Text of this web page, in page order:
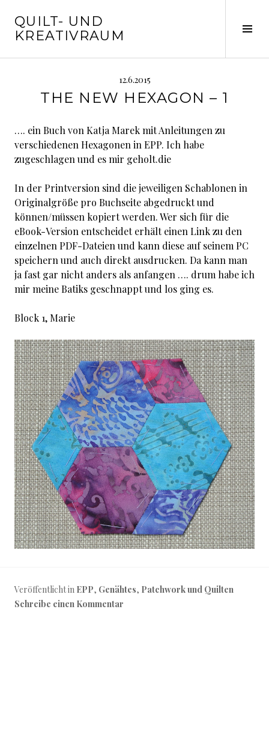
zum
Inhalt
QUILT- UND
KREATIVRAUM
12.6.2015
THE NEW HEXAGON – 1
…. ein Buch von Katja Marek mit Anleitungen zu
verschiedenen Hexagonen in EPP. Ich habe
zugeschlagen und es mir geholt.die
In der Printversion sind die jeweiligen Schablonen in
Originalgröße pro Buchseite abgedruckt und
können/müssen kopiert werden. Wer sich für die
eBook-Version entscheidet erhält einen Link zu den
einzelnen PDF-Dateien und kann diese auf seinem PC
speichern und auch direkt ausdrucken. Da kann man
ja fast gar nicht anders als anfangen …. drum habe ich
mir meine Batiks geschnappt und los ging es.
Block 1, Marie
Veröffentlicht in EPP, Genähtes, Patchwork und Quilten
Schreibe einen Kommentar